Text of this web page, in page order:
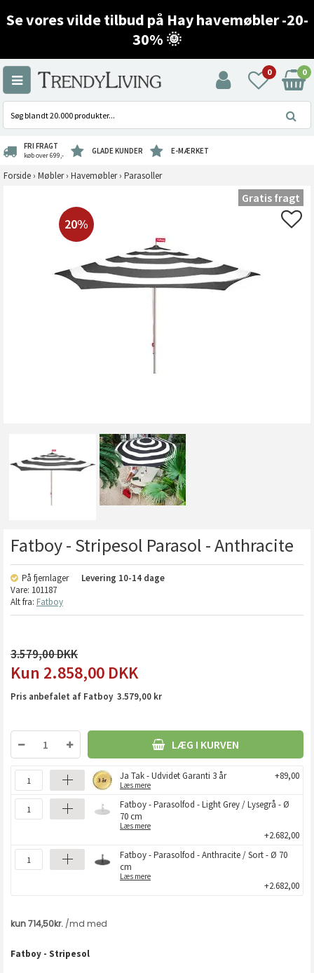
Se vores vilde tilbud på Hay havemøbler -20-
30% 🌞
0 0
FRI FRAGT
køb over 699,- GLADE KUNDER E-MÆRKET
Forside › Møbler› Havemøbler› Parasoller
20%
Gratis fragt
Fatboy - Stripesol Parasol - Anthracite
På fjernlager Levering 10-14 dage
Vare: 101187
Alt fra: Fatboy
3.579,00
2.858,00 DKK
Pris anbefalet af Fatboy 3.579,00 kr
LÆG I KURVEN
Ja Tak - Udvidet Garanti 3 år
Læs mere
+89,00
Fatboy - Parasolfod - Light Grey / Lysegrå - Ø
70 cm
Læs mere
+2.682,00
Fatboy - Parasolfod - Anthracite / Sort - Ø 70
cm
Læs mere
+2.682,00
Fatboy - Stripesol